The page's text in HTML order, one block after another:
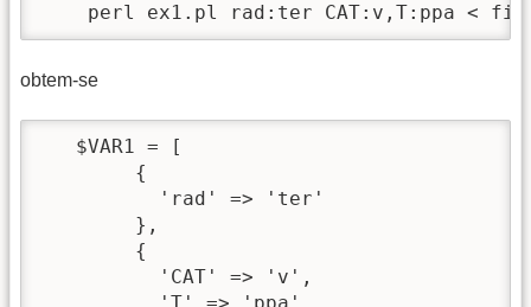
perl ex1.pl rad:ter CAT:v,T:ppa <
obtem-se
   $VAR1 = [
        {
          'rad' => 'ter'
        },
        {
          'CAT' => 'v',